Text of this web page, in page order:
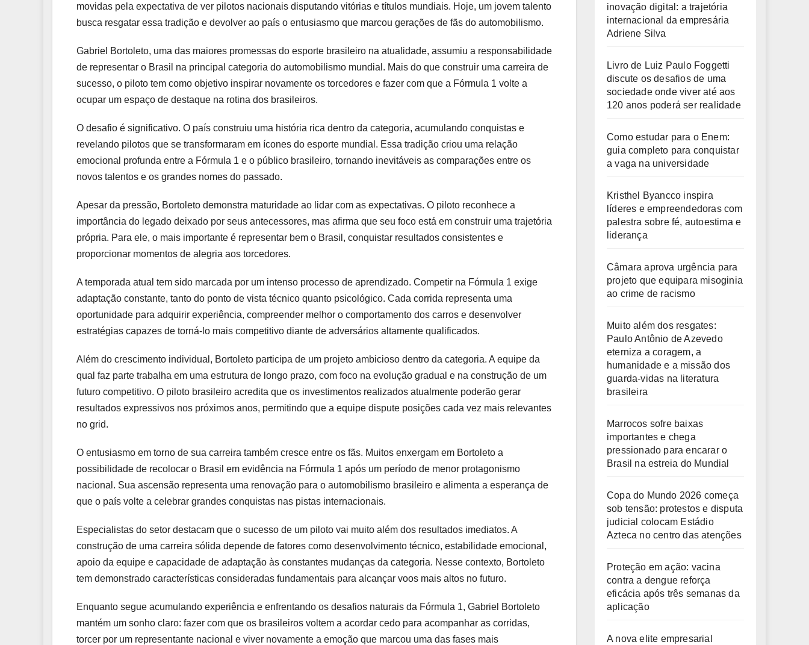
movidas pela expectativa de ver pilotos nacionais disputando vitórias e títulos mundiais. Hoje, um jovem talento
busca resgatar essa tradição e devolver ao país o entusiasmo que marcou gerações de fãs do automobilismo.
Gabriel Bortoleto, uma das maiores promessas do esporte brasileiro na atualidade, assumiu a responsabilidade
de representar o Brasil na principal categoria do automobilismo mundial. Mais do que construir uma carreira de
sucesso, o piloto tem como objetivo inspirar novamente os torcedores e fazer com que a Fórmula 1 volte a
ocupar um espaço de destaque na rotina dos brasileiros.
O desafio é significativo. O país construiu uma história rica dentro da categoria, acumulando conquistas e
revelando pilotos que se transformaram em ícones do esporte mundial. Essa tradição criou uma relação
emocional profunda entre a Fórmula 1 e o público brasileiro, tornando inevitáveis as comparações entre os
novos talentos e os grandes nomes do passado.
Apesar da pressão, Bortoleto demonstra maturidade ao lidar com as expectativas. O piloto reconhece a
importância do legado deixado por seus antecessores, mas afirma que seu foco está em construir uma trajetória
própria. Para ele, o mais importante é representar bem o Brasil, conquistar resultados consistentes e
proporcionar momentos de alegria aos torcedores.
A temporada atual tem sido marcada por um intenso processo de aprendizado. Competir na Fórmula 1 exige
adaptação constante, tanto do ponto de vista técnico quanto psicológico. Cada corrida representa uma
oportunidade para adquirir experiência, compreender melhor o comportamento dos carros e desenvolver
estratégias capazes de torná-lo mais competitivo diante de adversários altamente qualificados.
Além do crescimento individual, Bortoleto participa de um projeto ambicioso dentro da categoria. A equipe da
qual faz parte trabalha em uma estrutura de longo prazo, com foco na evolução gradual e na construção de um
futuro competitivo. O piloto brasileiro acredita que os investimentos realizados atualmente poderão gerar
resultados expressivos nos próximos anos, permitindo que a equipe dispute posições cada vez mais relevantes
no grid.
O entusiasmo em torno de sua carreira também cresce entre os fãs. Muitos enxergam em Bortoleto a
possibilidade de recolocar o Brasil em evidência na Fórmula 1 após um período de menor protagonismo
nacional. Sua ascensão representa uma renovação para o automobilismo brasileiro e alimenta a esperança de
que o país volte a celebrar grandes conquistas nas pistas internacionais.
Especialistas do setor destacam que o sucesso de um piloto vai muito além dos resultados imediatos. A
construção de uma carreira sólida depende de fatores como desenvolvimento técnico, estabilidade emocional,
apoio da equipe e capacidade de adaptação às constantes mudanças da categoria. Nesse contexto, Bortoleto
tem demonstrado características consideradas fundamentais para alcançar voos mais altos no futuro.
Enquanto segue acumulando experiência e enfrentando os desafios naturais da Fórmula 1, Gabriel Bortoleto
mantém um sonho claro: fazer com que os brasileiros voltem a acordar cedo para acompanhar as corridas,
torcer por um representante nacional e viver novamente a emoção que marcou uma das fases mais
inovação digital: a trajetória
internacional da empresária
Adriene Silva
Livro de Luiz Paulo Foggetti
discute os desafios de uma
sociedade onde viver até aos
120 anos poderá ser realidade
Como estudar para o Enem:
guia completo para conquistar
a vaga na universidade
Kristhel Byancco inspira
líderes e empreendedoras com
palestra sobre fé, autoestima e
liderança
Câmara aprova urgência para
projeto que equipara misoginia
ao crime de racismo
Muito além dos resgates:
Paulo Antônio de Azevedo
eterniza a coragem, a
humanidade e a missão dos
guarda-vidas na literatura
brasileira
Marrocos sofre baixas
importantes e chega
pressionado para encarar o
Brasil na estreia do Mundial
Copa do Mundo 2026 começa
sob tensão: protestos e disputa
judicial colocam Estádio
Azteca no centro das atenções
Proteção em ação: vacina
contra a dengue reforça
eficácia após três semanas da
aplicação
A nova elite empresarial